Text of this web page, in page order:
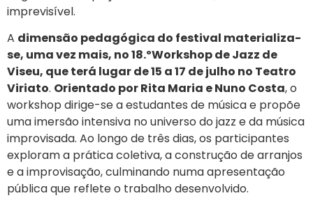
imprevisível.
A dimensão pedagógica do festival materializa-
se, uma vez mais, no 18.ºWorkshop de Jazz de
Viseu, que terá lugar de 15 a 17 de julho no Teatro
Viriato. Orientado por Rita Maria e Nuno Costa, o
workshop dirige-se a estudantes de música e propõe
uma imersão intensiva no universo do jazz e da música
improvisada. Ao longo de três dias, os participantes
exploram a prática coletiva, a construção de arranjos
e a improvisação, culminando numa apresentação
pública que reflete o trabalho desenvolvido.